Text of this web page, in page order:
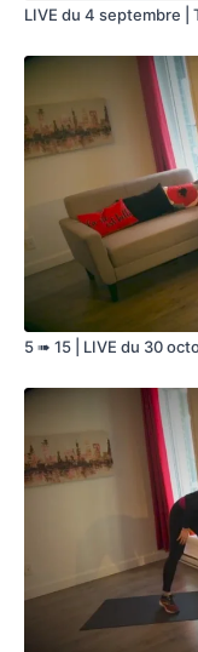
LIVE du 4 septembre |
5 ➠ 15 | LIVE du 30